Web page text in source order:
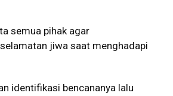
semua pihak agar
jiwa saat menghadapi
identifikasi bencananya lalu